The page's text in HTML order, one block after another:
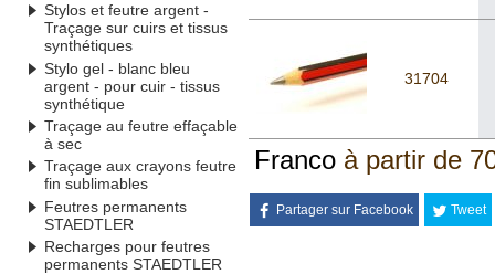
Stylos et feutre argent -
Traçage sur cuirs et tissus
synthétiques
Stylo gel - blanc bleu
argent - pour cuir - tissus
synthétique
Traçage au feutre effaçable
à sec
Traçage aux crayons feutre
fin sublimables
Feutres permanents
STAEDTLER
Recharges pour feutres
permanents STAEDTLER
31704
Franco à partir de
Partager sur Facebook Tweet